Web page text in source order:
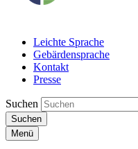
Leichte Sprache
Gebärdensprache
Kontakt
Presse
Suchen
Suchen
Menü